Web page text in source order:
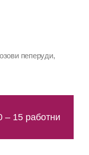
пеперуди,
– 15 работни